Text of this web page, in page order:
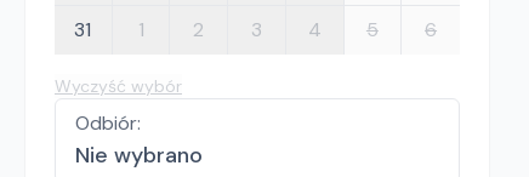
31
1 2 3 4 5 6
Wyczyść wybór
Odbiór:
Nie wybrano
STROMO RENTAL
Festool CTL36 AC